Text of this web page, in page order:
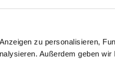
zu personalisieren,
Außerdem geben
Triflex ProParkverfügt
(abP) der Klasse OS 10. Die